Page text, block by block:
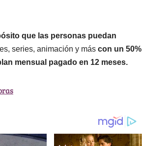
que las personas puedan
series, animación y más con un 50%
mensual pagado en 12 meses.